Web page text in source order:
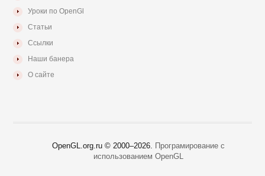
Уроки по OpenGl
Статьи
Ссылки
Наши банера
О сайте
OpenGL.org.ru © 2000–2026. Програмирование с
использованием OpenGL